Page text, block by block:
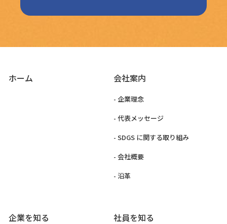
ホーム 会社案内
- 企業理念
- 代表メッセージ
- SDGS に関する取り組み
- 会社概要
- 沿革
企業を知る 社員を知る